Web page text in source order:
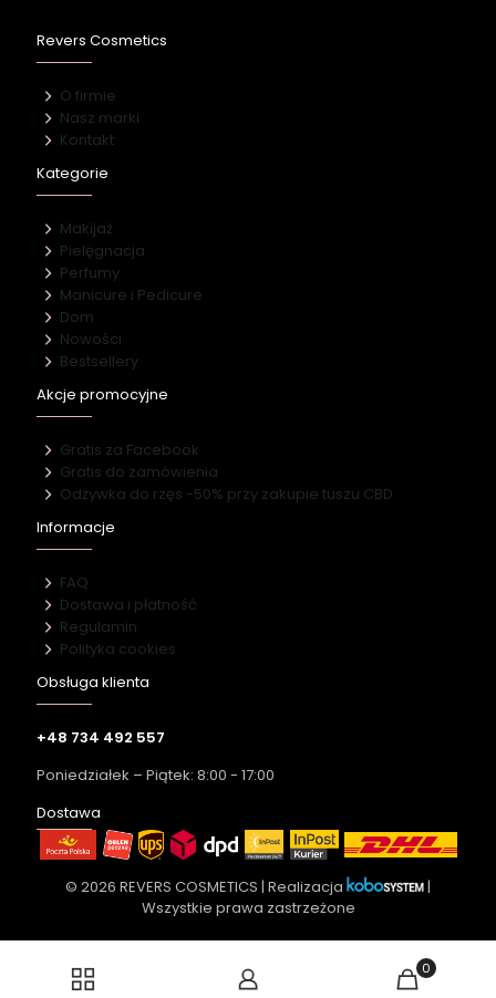
Revers Cosmetics
O firmie
Nasz marki
Kontakt
Kategorie
Makijaż
Pielęgnacja
Perfumy
Manicure i Pedicure
Dom
Nowości
Bestsellery
Akcje promocyjne
Gratis za Facebook
Gratis do zamówienia
Odżywka do rzęs -50% przy zakupie tuszu CBD
Informacje
FAQ
Dostawa i płatność
Regulamin
Polityka cookies
Obsługa klienta
+48 734 492 557
Poniedziałek – Piątek: 8:00 - 17:00
Dostawa
© 2026 REVERS COSMETICS | Realizacja
|
Wszystkie prawa zastrzeżone
0